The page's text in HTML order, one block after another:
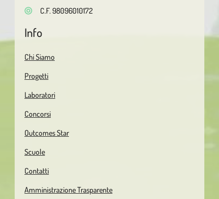
C.F. 98096010172
Info
Chi Siamo
Progetti
Laboratori
Concorsi
Outcomes Star
Scuole
Contatti
Amministrazione Trasparente